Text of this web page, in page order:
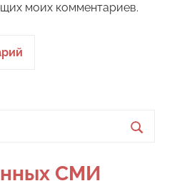
моих комментариев.
СМИ